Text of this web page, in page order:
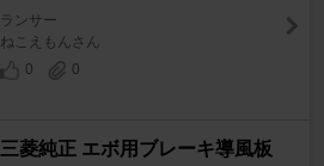
ランサー
ねこえもんさん
0
0
三菱純正 エボ用ブレーキ導風板